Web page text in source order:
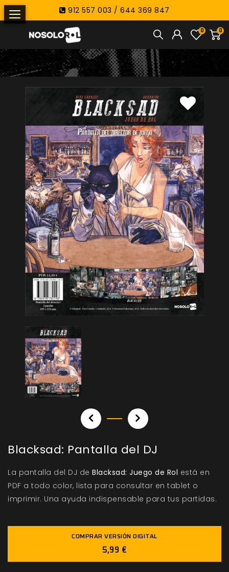
912 557 003 / 644 369 847
0
0
Blacksad: Pantalla del DJ
La pantalla del DJ de Blacksad: Juego de Rol está en
PDF a todo color, lista para consultar en tablet o
imprimir. Una ayuda indispensable para tus partidas.
COMPRAR VERSIÓN DIGITAL
5,99 €